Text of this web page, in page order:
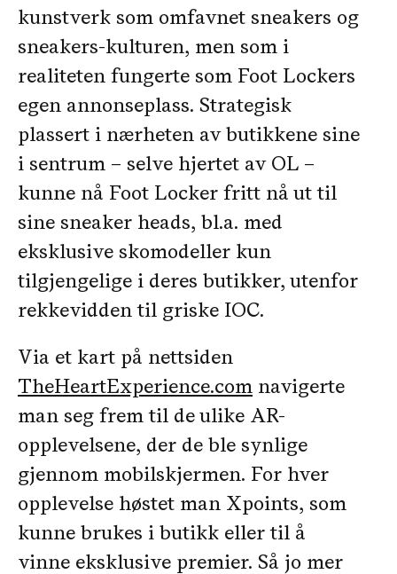
kunstverk som omfavnet sneakers og
sneakers-kulturen, men som i
realiteten fungerte som Foot Lockers
egen annonseplass. Strategisk
plassert i nærheten av butikkene sine
i sentrum – selve hjertet av OL –
kunne nå Foot Locker fritt nå ut til
sine sneaker heads, bl.a. med
eksklusive skomodeller kun
tilgjengelige i deres butikker, utenfor
rekkevidden til griske IOC.
Via et kart på nettsiden
TheHeartExperience.com navigerte
man seg frem til de ulike AR-
opplevelsene, der de ble synlige
gjennom mobilskjermen. For hver
opplevelse høstet man Xpoints, som
kunne brukes i butikk eller til å
vinne eksklusive premier. Så jo mer